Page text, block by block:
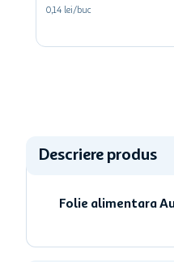
0,14 lei/buc
Descriere produs
Folie alimentara